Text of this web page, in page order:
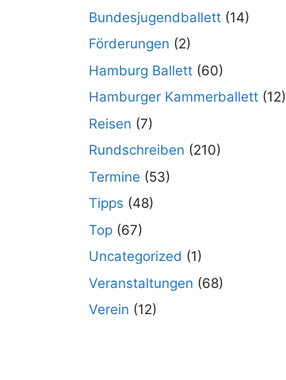
Bundesjugendballett (14)
Förderungen (2)
Hamburg Ballett (60)
Hamburger Kammerballett (12)
Reisen (7)
Rundschreiben (210)
Termine (53)
Tipps (48)
Top (67)
Uncategorized (1)
Veranstaltungen (68)
Verein (12)